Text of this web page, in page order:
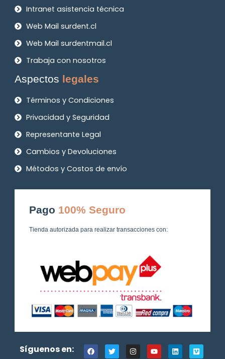
Intranet asistencia técnica
Web Mail surdent.cl
Web Mail surdentmail.cl
Trabaja con nosotros
Aspectos legales
Términos y Condiciones
Privacidad y Seguridad
Representante Legal
Cambios y Devoluciones
Métodos y Costos de envío
Pago 100% Seguro
Tienda autorizada para realizar transacciones con:
Síguenos en:
F
a
T
w
I
n
Y
o
L
i
V
i